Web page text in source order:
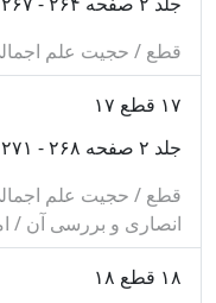
سيزده فصل است كه
عبارتند از: تعريف
بودن عامى كه تخصيص
خطابات شفاهى،
مقصد پنجم، در چهار
پايان برده است.
مطلق و مقيد متنافى،
قطع / حجیت علم
۱۷ قطع ۱۷
جلد ۲ صفحه ۲۶۸ - ۲۷۱
قطع / حجیت علم
انصاری و بررسی آن /
۱۸ قطع ۱۸